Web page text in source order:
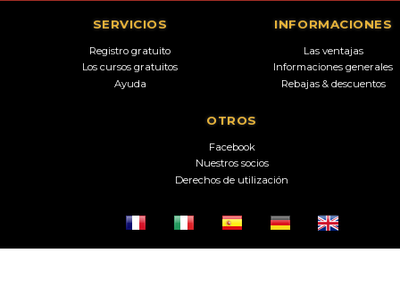
SERVICIOS
Registro gratuito
Los cursos gratuitos
Ayuda
INFORMACIONES
Las ventajas
Informaciones generales
Rebajas & descuentos
OTROS
Facebook
Nuestros socios
Derechos de utilización